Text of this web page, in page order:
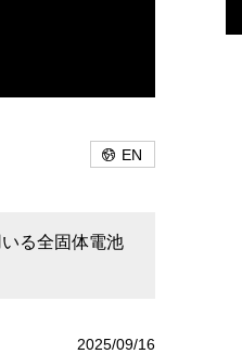
EN
る全固体電池
2025/09/16